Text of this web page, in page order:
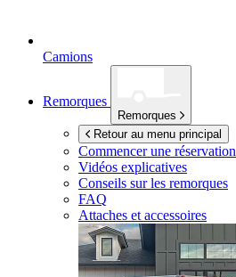
Camions
Remorques
Remorques
Retour au menu principal
Commencer une réservation
Vidéos explicatives
Conseils sur les remorques
FAQ
Attaches et accessoires